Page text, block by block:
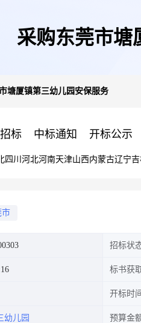
采购东莞市塘
塘厦镇第三幼儿园安保服务
标 中标通知 开标公示
四川 河北河南天津山西内蒙古辽宁
市
招标状
标书获
开标时间
幼儿园 预算金